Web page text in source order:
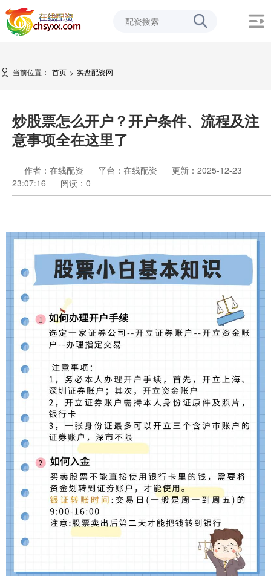
当前位置： 首页 > 实盘配资网
炒股票怎么开户？开户条件、流程及注
意事项全在这里了
作者：在线配资 平台：在线配资
更新：2025-12-23
23:07:16
阅读： 0